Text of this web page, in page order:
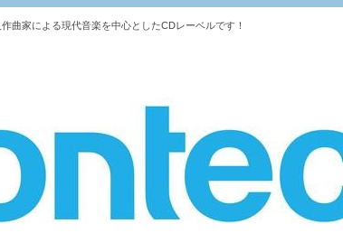
曲家による現代音楽を中心としたCDレーベルです！